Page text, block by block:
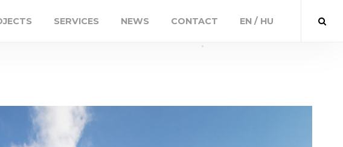
SERVICES NEWS CONTACT EN / HU